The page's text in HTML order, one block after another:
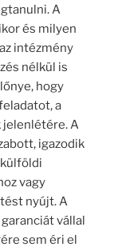
A
és milyen
intézmény
nélkül is
hogy
a
jelenlétére. A
igazodik
vagy
nyújt. A
vállal
sem éri el